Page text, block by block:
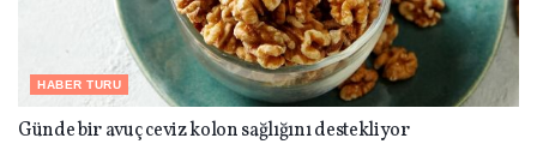
HABER TURU
Günde bir avuç ceviz kolon sağlığını destekliyor